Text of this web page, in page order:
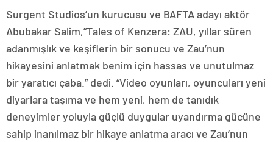
Surgent Studios’un kurucusu ve BAFTA adayı aktör
Abubakar Salim,”Tales of Kenzera: ZAU, yıllar süren
adanmışlık ve keşiflerin bir sonucu ve Zau’nun
hikayesini anlatmak benim için hassas ve unutulmaz
bir yaratıcı çaba.” dedi. “Video oyunları, oyuncuları yeni
diyarlara taşıma ve hem yeni, hem de tanıdık
deneyimler yoluyla güçlü duygular uyandırma gücüne
sahip inanılmaz bir hikaye anlatma aracı ve Zau’nun